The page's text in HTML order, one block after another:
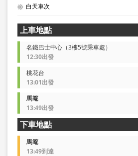
白天車次
上車地點
名鐵巴士中心（3樓5號乘車處）
12:30出發
桃花台
13:01出發
馬篭
13:49出發
下車地點
馬篭
13:49到達